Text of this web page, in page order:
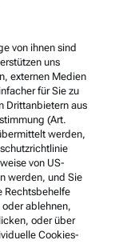
von ihnen sind
uns
externen Medien
für Sie zu
Drittanbietern aus
(Art.
werden,
von US-
werden, und Sie
Rechtsbehelfe
ablehnen,
oder über
Cookies-